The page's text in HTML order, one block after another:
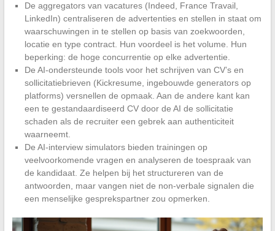
De aggregators van vacatures (Indeed, France Travail,
LinkedIn) centraliseren de advertenties en stellen in staat om
waarschuwingen in te stellen op basis van zoekwoorden,
locatie en type contract. Hun voordeel is het volume. Hun
beperking: de hoge concurrentie op elke advertentie.
De AI-ondersteunde tools voor het schrijven van CV’s en
sollicitatiebrieven (Kickresume, ingebouwde generators op
platforms) versnellen de opmaak. Aan de andere kant kan
een te gestandaardiseerd CV door de AI de sollicitatie
schaden als de recruiter een gebrek aan authenticiteit
waarneemt.
De AI-interview simulators bieden trainingen op
veelvoorkomende vragen en analyseren de toespraak van
de kandidaat. Ze helpen bij het structureren van de
antwoorden, maar vangen niet de non-verbale signalen die
een menselijke gesprekspartner zou opmerken.